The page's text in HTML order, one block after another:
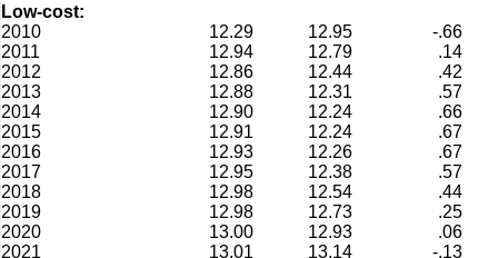
Low-cost:
2010
12.29 12.95
-.66
2011
12.94 12.79
.14
2012
12.86 12.44
.42
2013
12.88 12.31
.57
2014
12.90 12.24
.66
2015
12.91 12.24
.67
2016
12.93 12.26
.67
2017
12.95 12.38
.57
2018
12.98 12.54
.44
2019
12.98 12.73
.25
2020
13.00 12.93
.06
2021
13.01 13.14
-.13